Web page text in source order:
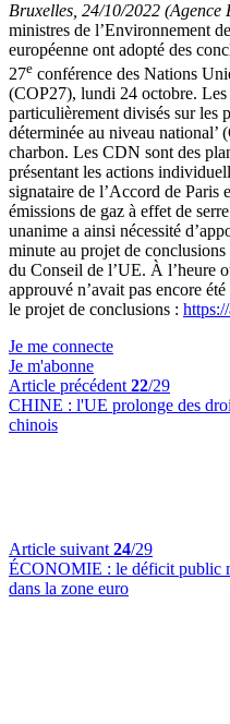
Bruxelles, 24/10/2022 (Agence
ministres de l’Environnement
européenne ont adopté des
27e conférence des Nations
(COP27), lundi 24 octobre. Les
particulièrement divisés sur les
déterminée au niveau
charbon. Les CDN sont des
présentant les actions
signataire de l’Accord de Paris
émissions de gaz à effet de
unanime a ainsi nécessité
minute au projet de
du Conseil de l’UE. À l’heure
approuvé n’avait pas encore
le projet de conclusions :
Je me connecte
Je m'abonne
Article précédent 22/29
CHINE : l'UE prolonge des
chinois
Article suivant 24/29
ÉCONOMIE : le déficit public
dans la zone euro